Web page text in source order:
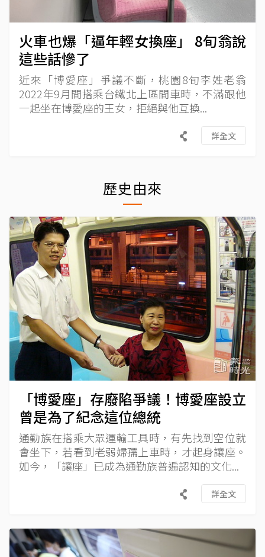
火車也爆「逼年輕女換座」 8旬翁說
這些話慘了
近來「博愛座」爭議不斷，桃園8旬李姓老翁
2022年9月間搭乘台鐵北上區間車時，不滿跟他
一起坐在博愛座的王女，拒絕與他互換...
詳全文
歷史由來
「博愛座」存廢陷爭議！博愛座設立
曾是為了紀念這位總統
通勤族在搭乘大眾運輸工具時，有先找到空位就
會坐下，若看到老弱婦孺上車時，才起身讓座。
如今，「讓座」已成為通勤族普遍認知的文化...
詳全文